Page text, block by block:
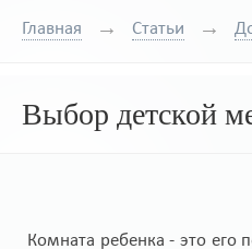
Главная Статьи
Выбор детской
Комната ребенка - это его